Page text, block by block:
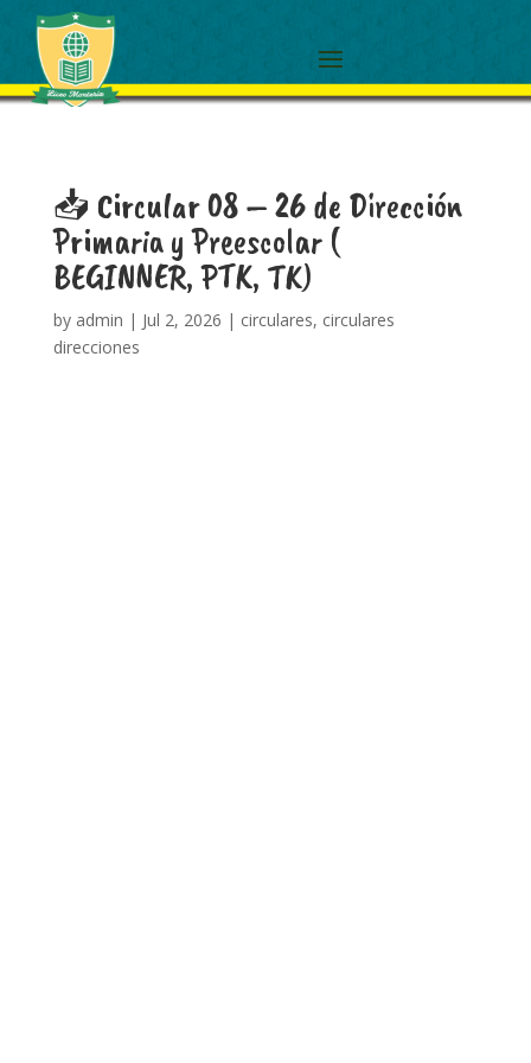
📥 Circular 08 – 26 de Dirección
Primaria y Preescolar (
BEGINNER, PTK, TK)
by admin | Jul 2, 2026 | circulares, circulares
direcciones